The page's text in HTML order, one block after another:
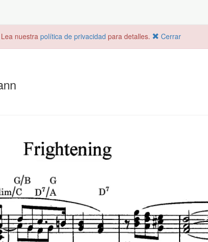
nuestra política de privacidad para detalles. Cerrar